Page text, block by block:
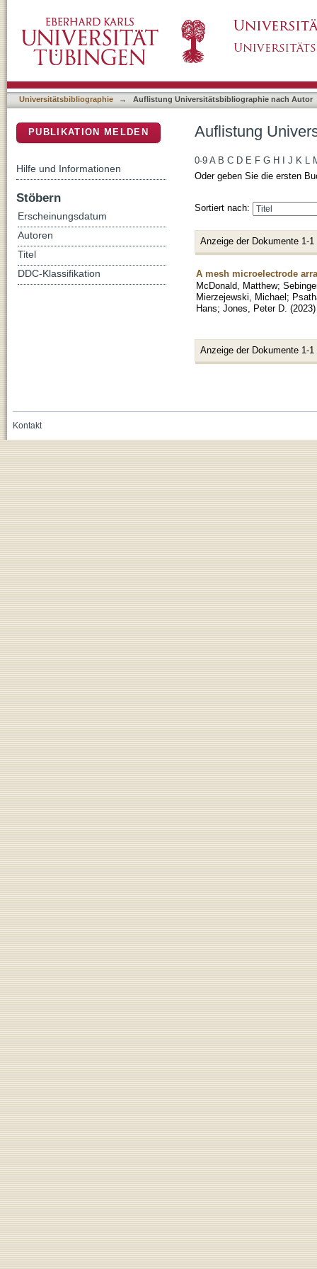
Universitätsbibliographie → Auflistung Universitätsbibliographie nach Autor
Auflistung
0-9 A B C D E F G H J K L
Oder geben Sie die ersten
Sortiert nach:
Anzeige der Dokumente 1-1
A mesh microelectrode
McDonald, Matthew;
Mierzejewski, Michael;
Hans; Jones, Peter D. (2023)
Anzeige der Dokumente 1-1
PUBLIKATION MELDEN
Hilfe und Informationen
Stöbern
Erscheinungsdatum
Autoren
Titel
DDC-Klassifikation
Kontakt